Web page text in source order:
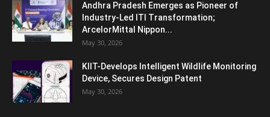
Andhra Pradesh Emerges as Pioneer of
Industry-Led ITI Transformation;
ArcelorMittal Nippon...
May 30, 2026
KIIT-Develops Intelligent Wildlife Monitoring
Device, Secures Design Patent
May 30, 2026